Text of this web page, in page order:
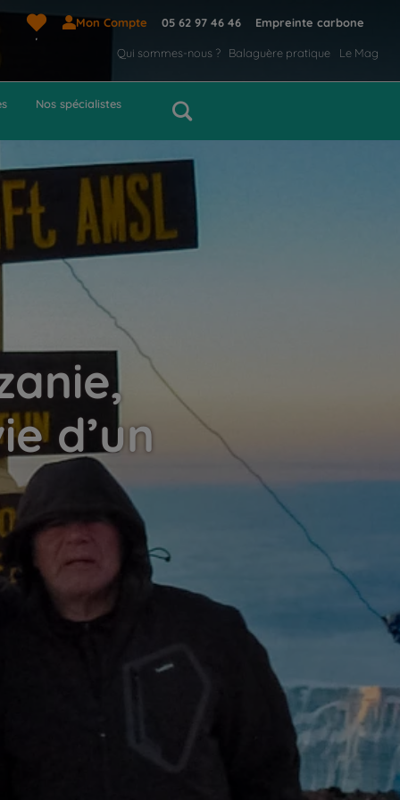
Mon Compte 05 62 97 46 46 Empreinte carbone
Qui sommes-nous ? Balaguère pratique Le Mag
Nos spécialistes
d’un